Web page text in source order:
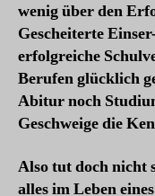
wenig über den
Gescheiterte
erfolgreiche
Berufen glücklich
Abitur noch
Geschweige die
Also tut doch nicht
alles im Leben